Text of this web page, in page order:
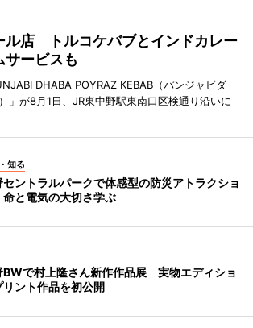
ル店 トルコケバブとインドカレー
サービスも
DHABA POYRAZ KEBAB（パンジャビダ
」が8月1日、JR東中野駅東南口区検通り沿いに
知る
セントラルパークで体感型の防災アトラクショ
と電気の大切さ学ぶ
BWで村上隆さん新作作品展 実物エディショ
リント作品を初公開